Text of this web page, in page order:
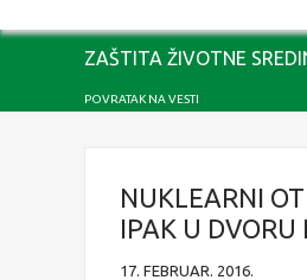
ZAŠTITA ŽIVOTNE
POVRATAK NA VESTI
NUKLEARNI
IPAK U DVORU
17. FEBRUAR. 2016.